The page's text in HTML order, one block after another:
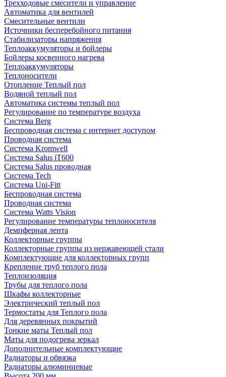
Трехходовые смесители и управление
Автоматика для вентилей
Смесительные вентили
Источники бесперебойного питания
Стабилизаторы напряжения
Теплоаккумуляторы и бойлеры
Бойлеры косвенного нагрева
Теплоаккумуляторы
Теплоносители
Отопление Теплый пол
Водяной теплый пол
Автоматика системы теплый пол
Регулирование по температуре воздуха
Система Berg
Беспроводная система с интернет доступом
Проводная система
Система Kromwell
Система Salus iT600
Система Salus проводная
Система Tech
Система Uni-Fitt
Беспроводная система
Проводная система
Система Watts Vision
Регулирование температуры теплоносителя
Демпферная лента
Коллекторные группы
Коллекторные группы из нержавеющей стали
Комплектующие для коллекторных групп
Крепление труб теплого пола
Теплоизоляция
Трубы для теплого пола
Шкафы коллекторные
Электрический теплый пол
Термостаты для Теплого пола
Для деревянных покрытий
Тонкие маты Теплый пол
Маты для подогрева зеркал
Дополнительные комплектующие
Радиаторы и обвязка
Радиаторы алюминиевые